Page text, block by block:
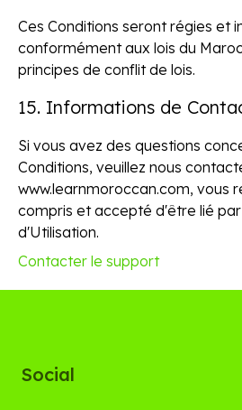
Ces Conditions seront régies et
conformément aux lois du
principes de conflit de lois.
15. Informations de
Si vous avez des questions
Conditions, veuillez nous
www.learnmoroccan.com, vous
compris et accepté d'être lié
d'Utilisation.
Contacter le support
Social